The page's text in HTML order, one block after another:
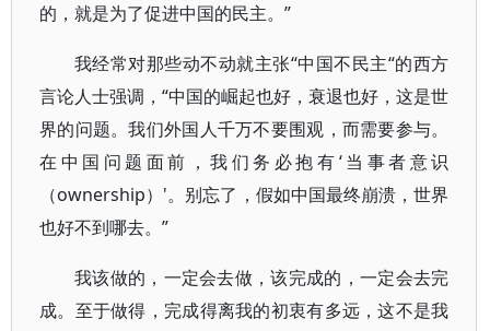
的，就是为了促进中国的民主。”
我经常对那些动不动就主张“中国不民主“的西方
言论人士强调，“中国的崛起也好，衰退也好，这是世
界的问题。我们外国人千万不要围观，而需要参与。
在中国问题面前，我们务必抱有‘当事者意识
（ownership）'。别忘了，假如中国最终崩溃，世界
也好不到哪去。”
我该做的，一定会去做，该完成的，一定会去完
成。至于做得，完成得离我的初衷有多远，这不是我